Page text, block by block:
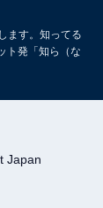
ます。知ってる
ト発「知ら（な
Japan